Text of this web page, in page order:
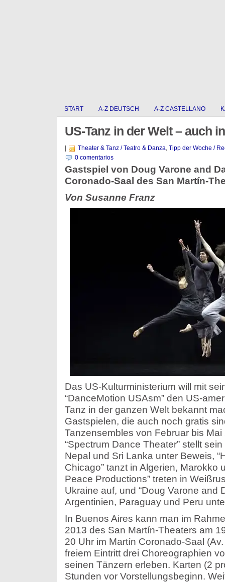
START A-Z DEUTSCH A-Z CASTELLANO
US-Tanz in der Welt – auch
Theater & Tanz / Teatro & Danza, Tipp der Woche /
0 comentarios
Gastspiel von Doug Varone and
Coronado-Saal des San Martín-
Von Susanne Franz
Das US-Kulturministerium will mit
“DanceMotion USAsm” den US-
Tanz in der ganzen Welt bekannt
Gastspielen, die auch noch gratis
Tanzensembles von Februar bis
“Spectrum Dance Theater” stellt
Nepal und Sri Lanka unter Beweis,
Chicago” tanzt in Algerien, Marokko
Peace Productions” treten in
Ukraine auf, und “Doug Varone and
Argentinien, Paraguay und Peru
In Buenos Aires kann man im
2013 des San Martín-Theaters am
20 Uhr im Martín Coronado-Saal
freiem Eintritt drei Choreographien
seinen Tänzern erleben. Karten (2
Stunden vor Vorstellungsbeginn.